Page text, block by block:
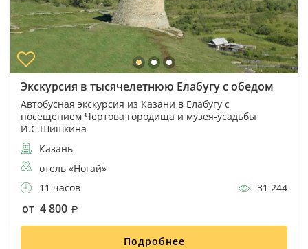
Экскурсия в тысячелетнюю Елабугу с обедом
Автобусная экскурсия из Казани в Елабугу с
посещением Чертова городища и музея-усадьбы
И.С.Шишкина
Казань
отель «Ногай»
11 часов
31 244
от 4 800
Подробнее